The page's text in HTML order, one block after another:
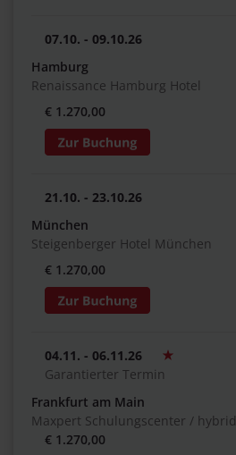
07.10. - 09.10.26
Hamburg
Renaissance Hamburg Hotel
€ 1.270,00
21.10. - 23.10.26
München
Steigenberger Hotel München
€ 1.270,00
04.11. - 06.11.26
Garantierter Termin
Frankfurt am Main
Maxpert Schulungscenter / hybrid
€ 1.270,00